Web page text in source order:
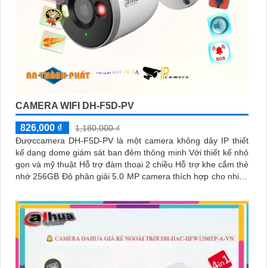
CAMERA WIFI DH-F5D-PV
826,000 ₫
1,180,000 ₫
Đượccamera DH-F5D-PV là một camera không dây IP thiết
kế dạng dome giám sát ban đêm thông minh Với thiết kế nhỏ
gọn và mỹ thuật Hỗ trợ đàm thoại 2 chiều Hỗ trợ khe cắm thẻ
nhớ 256GB Độ phân giải 5.0 MP camera thích hợp cho nhiều